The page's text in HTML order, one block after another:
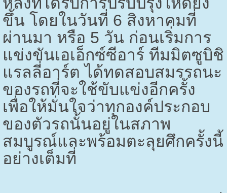
ขึ้น โดยในวันที่ 6 สิงหาคมที่
ผ่านมา หรือ 5 วัน ก่อนเริ่มการ
แข่งขันเอเอ็กซ์ซีอาร์ ทีมมิตซูบิชิ
แรลลี่อาร์ต ได้ทดสอบสมรรถนะ
ของรถที่จะใช้ขับแข่งอีกครั้ง
เพื่อให้มั่นใจว่าทุกองค์ประกอบ
ของตัวรถนั้นอยู่ในสภาพ
สมบูรณ์และพร้อมตะลุยศึกครั้งนี้
อย่างเต็มที่